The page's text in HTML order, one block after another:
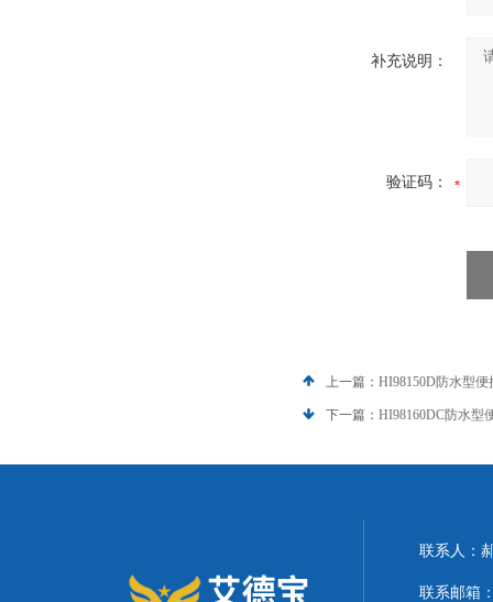
补充说明：
验证码：
上一篇： HI98150D防水型
下一篇： HI98160DC防水型
联系人：
联系邮箱